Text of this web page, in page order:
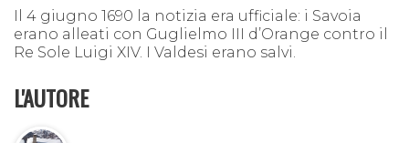
Il 4 giugno 1690 la notizia era ufficiale: i Savoia
erano alleati con Guglielmo III d’Orange contro il
Re Sole Luigi XIV. I Valdesi erano salvi.
L'AUTORE